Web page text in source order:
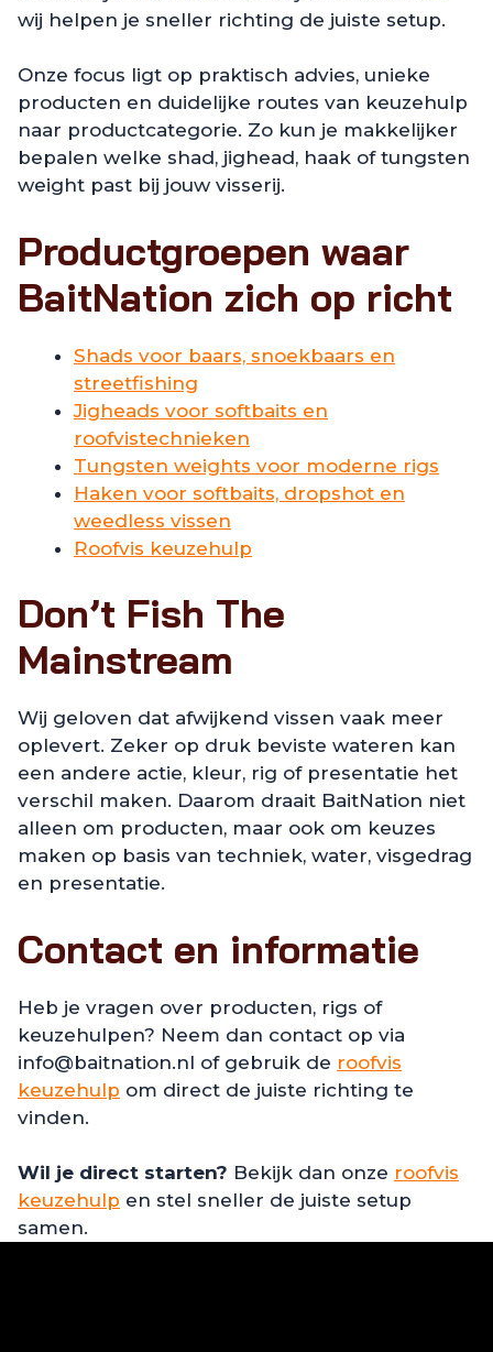
wij helpen je sneller richting de juiste setup.
Onze focus ligt op praktisch advies, unieke
producten en duidelijke routes van keuzehulp
naar productcategorie. Zo kun je makkelijker
bepalen welke shad, jighead, haak of tungsten
weight past bij jouw visserij.
Productgroepen waar
BaitNation zich op richt
Shads voor baars, snoekbaars en
streetfishing
Jigheads voor softbaits en
roofvistechnieken
Tungsten weights voor moderne rigs
Haken voor softbaits, dropshot en
weedless vissen
Roofvis keuzehulp
Don’t Fish The
Mainstream
Wij geloven dat afwijkend vissen vaak meer
oplevert. Zeker op druk beviste wateren kan
een andere actie, kleur, rig of presentatie het
verschil maken. Daarom draait BaitNation niet
alleen om producten, maar ook om keuzes
maken op basis van techniek, water, visgedrag
en presentatie.
Contact en informatie
Heb je vragen over producten, rigs of
keuzehulpen? Neem dan contact op via
info@baitnation.nl of gebruik de roofvis
keuzehulp om direct de juiste richting te
vinden.
Wil je direct starten? Bekijk dan onze roofvis
keuzehulp en stel sneller de juiste setup
samen.